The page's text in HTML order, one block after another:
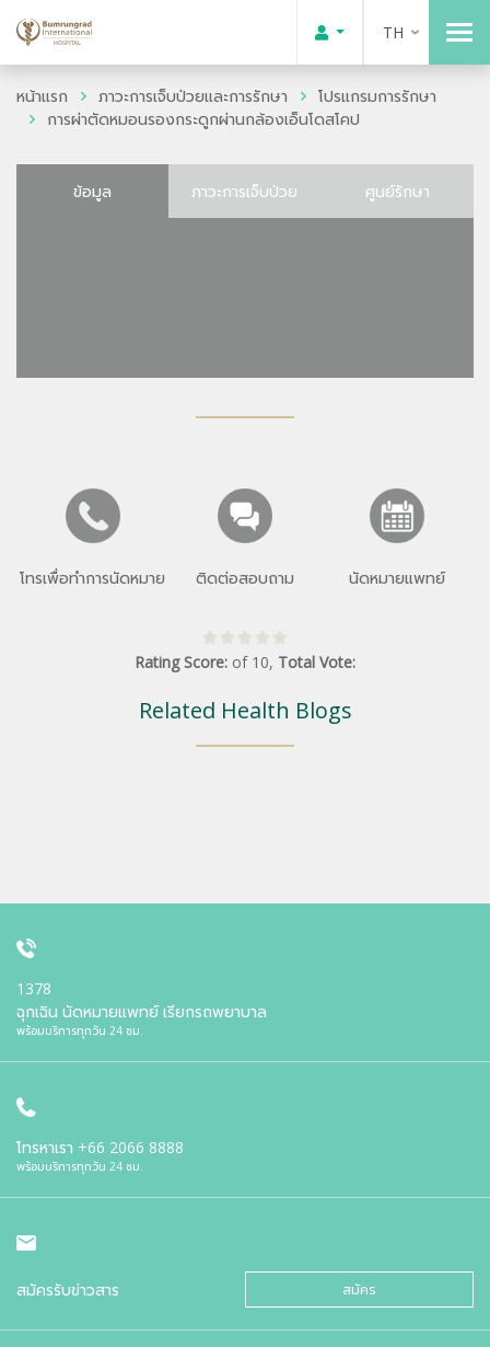
TH
หน้าแรก ภาวะการเจ็บป่วยและการรักษา
โปรแกรมการรักษา
การผ่าตัดหมอนรองกระดูกผ่านกล้องเอ็นโดสโคป
ข้อมูล ภาวะการเจ็บป่วย ศูนย์รักษา
โทรเพื่อทำการนัดหมาย ติดต่อสอบถาม นัดหมายแพทย์
Rating Score: of 10, Total Vote:
Related Health Blogs
1378
ฉุกเฉิน นัดหมายแพทย์ เรียกรถพยาบาล
พร้อมบริการทุกวัน 24 ชม.
โทรหาเรา +66 2066 8888
พร้อมบริการทุกวัน 24 ชม.
สมัครรับข่าวสาร สมัคร